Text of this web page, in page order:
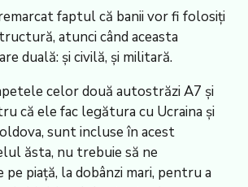
faptul că banii vor fi folosiți
atunci când aceasta
duală: și civilă, și militară.
celor două autostrăzi A7 și
că ele fac legătura cu Ucraina și
sunt incluse în acest
ăsta, nu trebuie să ne
piață, la dobânzi mari, pentru a